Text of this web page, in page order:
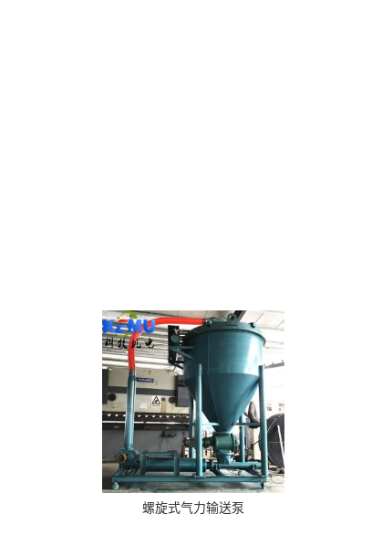
螺旋式气力输送泵